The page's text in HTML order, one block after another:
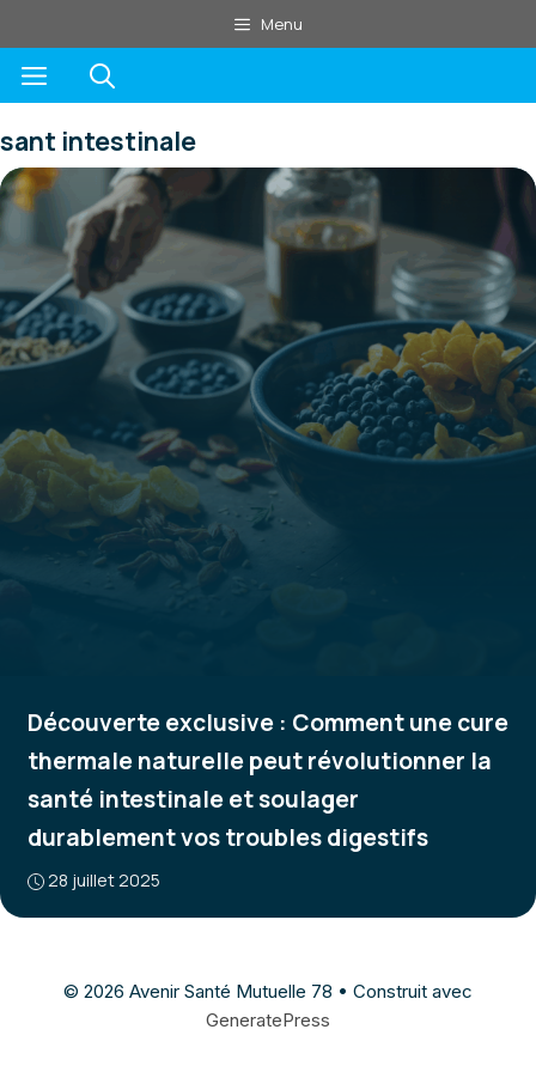
au
contenu
Menu
Menu
sant intestinale
Découverte exclusive : Comment une cure
thermale naturelle peut révolutionner la
santé intestinale et soulager
durablement vos troubles digestifs
28 juillet 2025
© 2026 Avenir Santé Mutuelle 78 • Construit avec
GeneratePress